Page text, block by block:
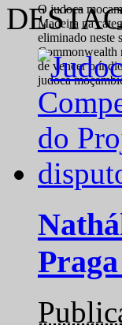
O judoca
Madeira na
eliminado neste
Commonwealth
de vencer o
judoca